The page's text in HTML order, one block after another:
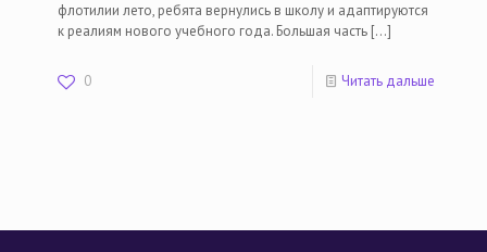
флотилии лето, ребята вернулись в школу и адаптируются
к реалиям нового учебного года. Большая часть […]
0 Читать дальше